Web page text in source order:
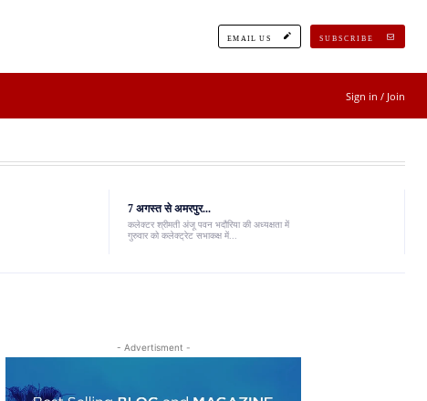
EMAIL US SUBSCRIBE
Sign in / Join
7 अगस्त से अमरपुर...
कलेक्टर श्रीमती अंजू पवन भदौरिया की अध्यक्षता में
गुरुवार को कलेक्ट्रेट सभाकक्ष में...
- Advertisment -